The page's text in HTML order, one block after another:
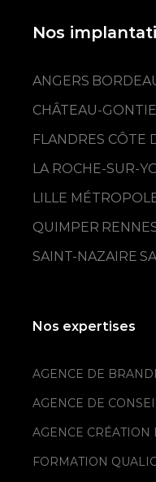
Nos
ANGERS
CHÂTEAU-
FLANDRES CÔTE
LA ROCHE-SUR-
LILLE
QUIMPER
SAINT-NAZAIRE
Nos expertises
AGENCE DE
AGENCE DE
AGENCE CRÉATION
FORMATION